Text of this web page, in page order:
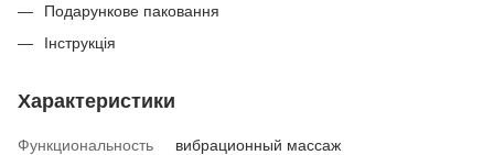
Подарункове паковання
Інструкція
Характеристики
Функциональность
вибрационный массаж